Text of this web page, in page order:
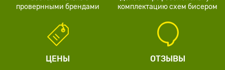
провернными брендами
комплектацию схем бисером
ЦЕНЫ ОТЗЫВЫ